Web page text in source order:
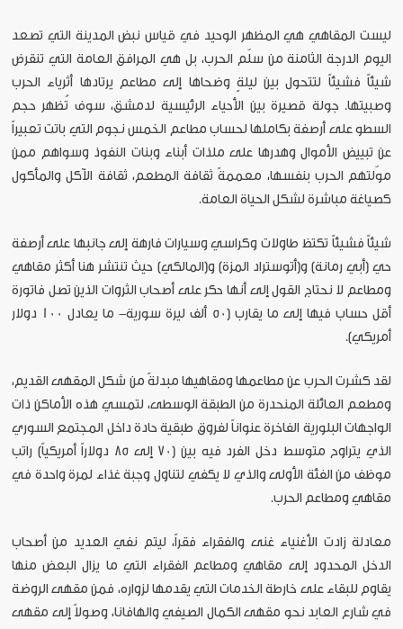
ليست المقاهي هي المظهر الوحيد في قياس نبض المدينة التي تصعد
اليوم الدرجة الثامنة من سلّم الحرب، بل هي المرافق العامة التي تنقرض
شيئاً فشيئاً لتتحول بين ليلةٍ وضحاها إلى مطاعم يرتادها أثرياء الحرب
وصبيتها. جولة قصيرة بين الأحياء الرئيسية لدمشق، سوف تُظهر حجم
السطو على أرصفة بكاملها لحساب مطاعم الخمس نجوم التي باتت تعبيراً
عن تبييض الأموال وهدرها على ملذات أبناء وبنات النفوذ وسواهم ممن
موّلتهم الحرب بنفسها، معممةً ثقافة المطعم، ثقافة الآكل والمأكول
كصياغة مباشرة لشكل الحياة العامة.
شيئاً فشيئاً تكتظ طاولات وكراسي وسيارات فارهة إلى جانبها على أرصفة
حي (أبي رمانة) و(أتوستراد المزة) و(المالكي) حيث تنتشر هنا أكثر مقاهي
ومطاعم لا نحتاج القول إلى أنها حكر على أصحاب الثروات الذين تصل فاتورة
أقل حساب فيها إلى ما يقارب (50 ألف ليرة سورية- ما يعادل 100 دولار
أمريكي).
لقد كشرت الحرب عن مطاعمها ومقاهيها مبدلةً من شكل المقهى القديم،
ومطعم العائلة المنحدرة من الطبقة الوسطى، لتمسي هذه الأماكن ذات
الواجهات البلورية الفاخرة عنواناً لفروق طبقية حادة داخل المجتمع السوري
الذي يتراوح متوسط دخل الفرد فيه بين (70 إلى 85 دولاراً أمريكياً) راتب
موظف من الفئة الأولى والذي لا يكفي لتناول وجبة غذاء لمرة واحدة في
مقاهي ومطاعم الحرب.
معادلة زادت الأغنياء غنى والفقراء فقراً، ليتم نفي العديد من أصحاب
الدخل المحدود إلى مقاهي ومطاعم الفقراء التي ما يزال البعض منها
يقاوم للبقاء على خارطة الخدمات التي يقدمها لزواره، فمن مقهى الروضة
في شارع العابد نحو مقهى الكمال الصيفي والهافانا، وصولاً إلى مقهى